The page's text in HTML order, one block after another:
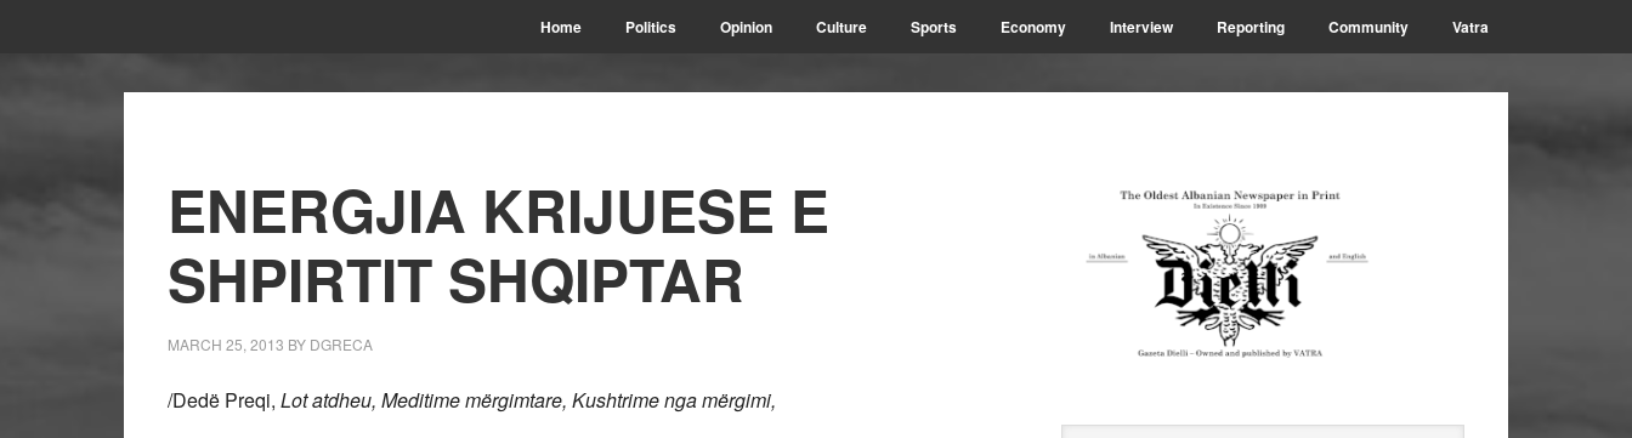
Home Politics Opinion Culture Sports Economy Interview Reporting Community Vatra
ENERGJIA KRIJUESE E
SHPIRTIT SHQIPTAR
MARCH 25, 2013 BY DGRECA
/Dedë Preqi, Lot atdheu, Meditime mërgimtare, Kushtrime nga mërgimi,